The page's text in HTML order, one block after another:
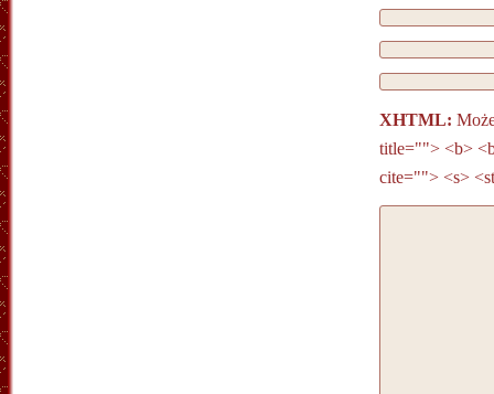
XHTML:
title=""> <b>
cite=""> <s>